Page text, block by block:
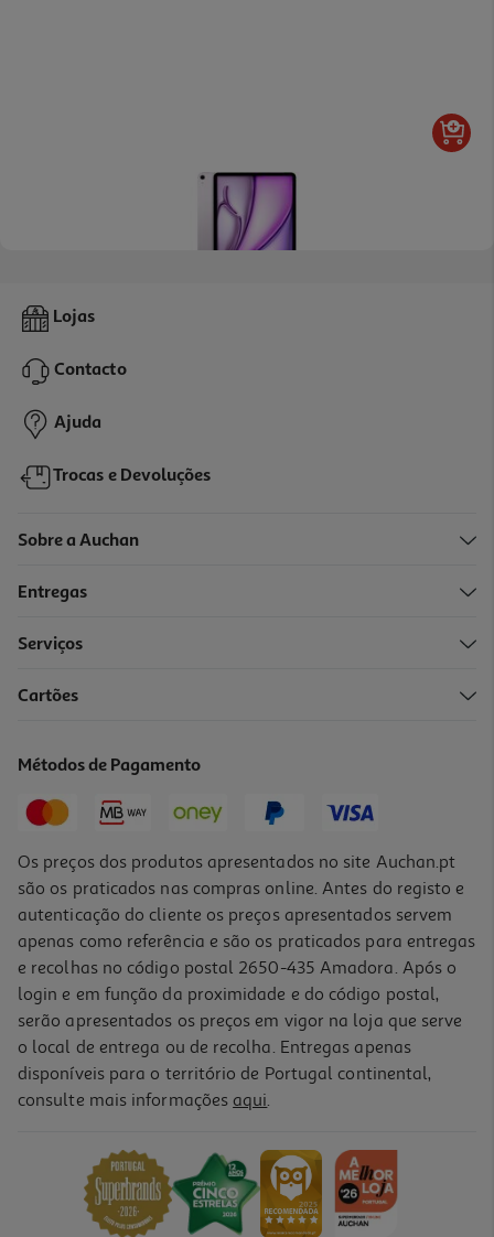
Apple Ipad Air 11" Wi-Fi M4 256gb Purple
969,99 €
Ipad Apple Air (11" Wifi 128gb Purple)
729,99 €
Lojas
Contacto
Ajuda
Trocas e Devoluções
Sobre a Auchan
Entregas
Serviços
Cartões
Métodos de Pagamento
Os preços dos produtos apresentados no site Auchan.pt
são os praticados nas compras online. Antes do registo e
autenticação do cliente os preços apresentados servem
apenas como referência e são os praticados para entregas
e recolhas no código postal 2650-435 Amadora. Após o
login e em função da proximidade e do código postal,
serão apresentados os preços em vigor na loja que serve
o local de entrega ou de recolha. Entregas apenas
disponíveis para o território de Portugal continental,
consulte mais informações aqui.